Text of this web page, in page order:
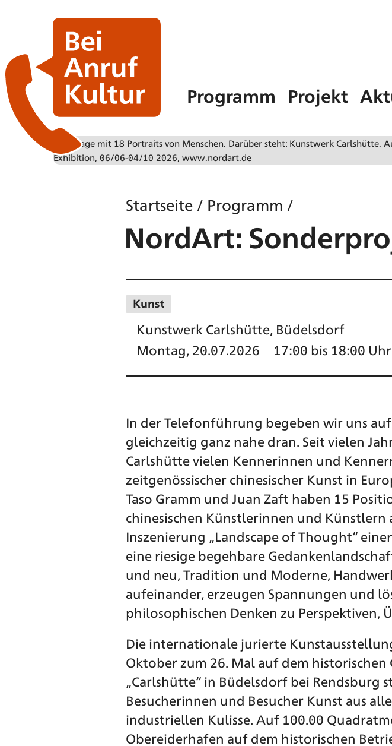
Programm Projekt
Startseite / Programm /
NordArt:
Kunst
Kunstwerk Carlshütte, Büdelsdorf
Montag, 20.07.2026
17:00 bis 18:00 Uhr
In der Telefonführung begeben wir uns
gleichzeitig ganz nahe dran. Seit vielen
Carlshütte vielen Kennerinnen und
zeitgenössischer chinesischer Kunst in
Taso Gramm und Juan Zaft haben 15
chinesischen Künstlerinnen und
Inszenierung „Landscape of Thought“
eine riesige begehbare
und neu, Tradition und Moderne,
aufeinander, erzeugen Spannungen und
philosophischen Denken zu Perspektiven,
Die internationale jurierte
Oktober zum 26. Mal auf dem historischen
„Carlshütte“ in Büdelsdorf bei Rendsburg
Besucherinnen und Besucher Kunst aus
industriellen Kulisse. Auf 100.00
Obereiderhafen auf dem historischen